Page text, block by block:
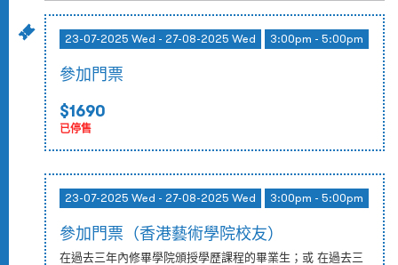
23-07-2025 Wed - 27-08-2025 Wed 3:00pm - 5:00pm
參加門票
$1690
已停售
23-07-2025 Wed - 27-08-2025 Wed 3:00pm - 5:00pm
參加門票（香港藝術學院校友）
在過去三年內修畢學院頒授學歷課程的畢業生；或 在過去三